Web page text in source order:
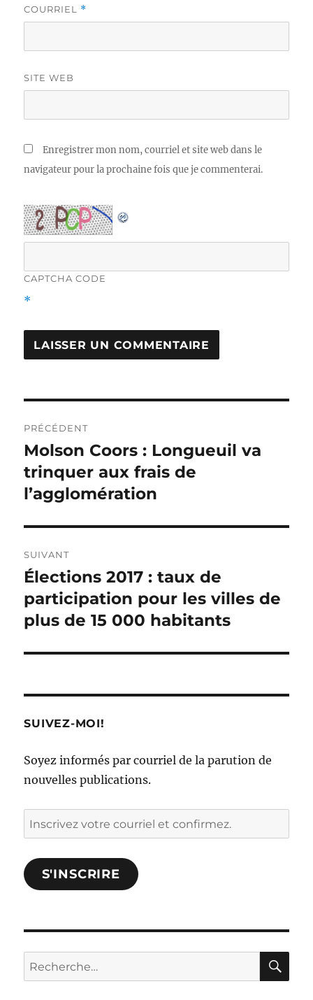
COURRIEL *
SITE WEB
Enregistrer mon nom, courriel et site web dans le
navigateur pour la prochaine fois que je commenterai.
CAPTCHA CODE
*
de
l'article
PRÉCÉDENT
Article
précédent :
Molson Coors : Longueuil va
trinquer aux frais de
l’agglomération
SUIVANT
Article
Suivant :
Élections 2017 : taux de
participation pour les villes de
plus de 15 000 habitants
SUIVEZ-MOI!
Soyez informés par courriel de la parution de
nouvelles publications.
Inscrivez
votre
courriel
et
S'INSCRIRE
Rechercher :